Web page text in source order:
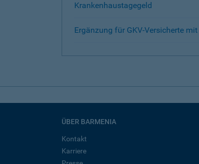
Krankenhaustagegeld
Ergänzung für GKV-Versicherte
ÜBER BARMENIA
Kontakt
Karriere